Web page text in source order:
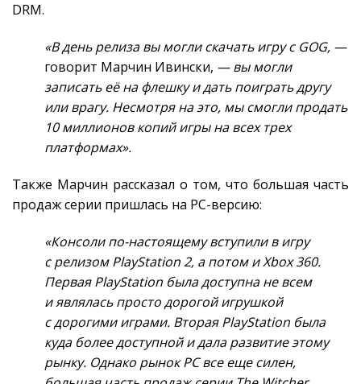
DRM.
«В день релиза вы могли скачать игру с GOG, —
говорит Марчин Ивински, — вы могли
записать её на флешку и дать поиграть другу
или врагу. Несмотря на это, мы смогли продать
10 миллионов копий игры на всех трех
платформах».
Также Марчин рассказал о том, что большая часть
продаж серии пришлась на PC-версию:
«Консоли по-настоящему вступили в игру
с релизом PlayStation 2, а потом и Xbox 360.
Первая PlayStation была доступна не всем
и являлась просто дорогой игрушкой
с дорогими играми. Вторая PlayStation была
куда более доступной и дала развитие этому
рынку. Однако рынок PC все еще силен,